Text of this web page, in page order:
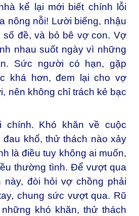
kể lại mới biết chính lỗi
nông nỗi! Lười biếng, nhậu
số đề, và bỏ bê vợ con. Vợ
nhau suốt ngày vì những
Sức người có hạn, gặp
khá hơn, đem lại cho vợ
nên không chỉ trách kẻ bạc
chính. Khó khăn về cuộc
khổ, thử thách nào xảy
là điều tuy không ai muốn,
thường tình. Để vượt qua
này, đòi hỏi vợ chồng phải
chung sức vượt qua. Rũ
khó khăn, thử thách